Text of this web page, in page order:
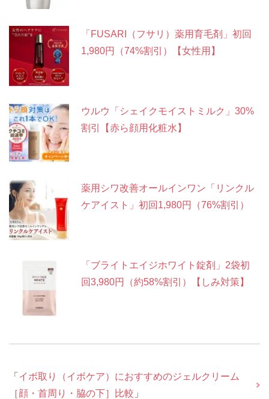
「FUSARI（フサリ）薬用育毛剤」初回
1,980円（74%割引）【女性用】
ウルウ「シェイクモイストミルク」30%
割引【赤ら顔用化粧水】
薬用シワ改善オールインワン「リンクル
ケアイスト」初回1,980円（76%割引）
「ブライトエイジホワイト錠剤」2袋初
回3,980円（約58%割引）【しみ対策】
「 イボ取り（イボケア）におすすめのジェルクリーム
［顔・首周り・脇の下］比較 」